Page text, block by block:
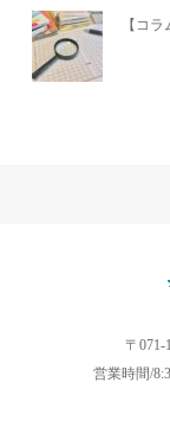
【コ
〒
営業時間/